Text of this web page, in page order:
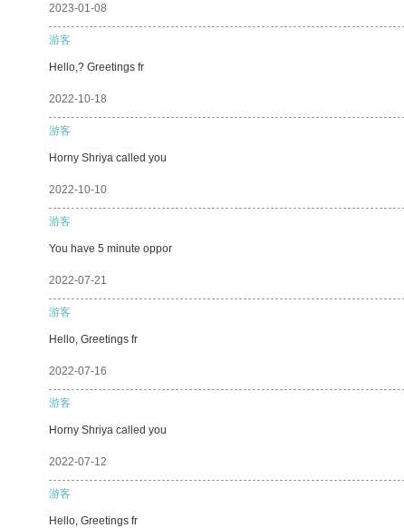
2023-01-08
游客
Hello,? Greetings fr
2022-10-18
游客
Horny Shriya called you
2022-10-10
游客
You have 5 minute oppor
2022-07-21
游客
Hello, Greetings fr
2022-07-16
游客
Horny Shriya called you
2022-07-12
游客
Hello, Greetings fr